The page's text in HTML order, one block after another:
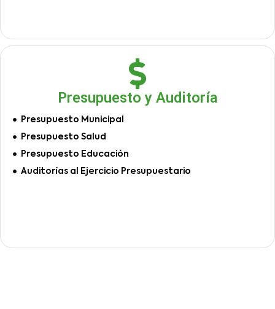
Presupuesto y Auditoría
Presupuesto Municipal
Presupuesto Salud
Presupuesto Educación
Auditorías al Ejercicio Presupuestario